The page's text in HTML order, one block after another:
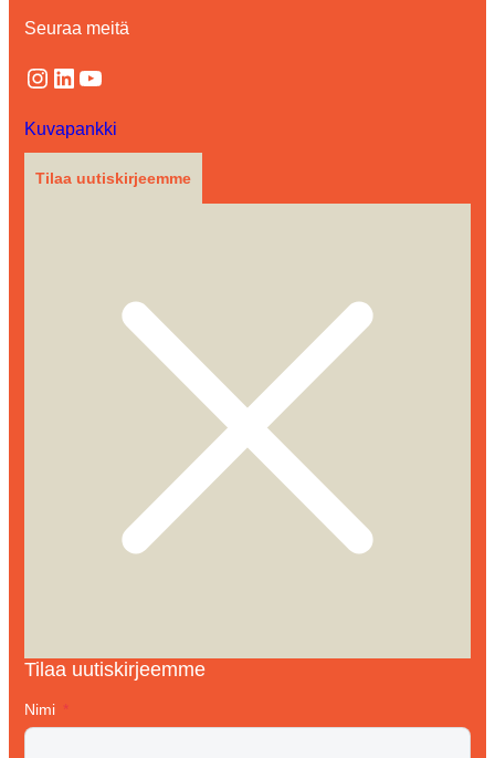
Seuraa meitä
Instagram LinkedIn YouTube
Kuvapankki
Tilaa uutiskirjeemme
Tilaa uutiskirjeemme
Nimi